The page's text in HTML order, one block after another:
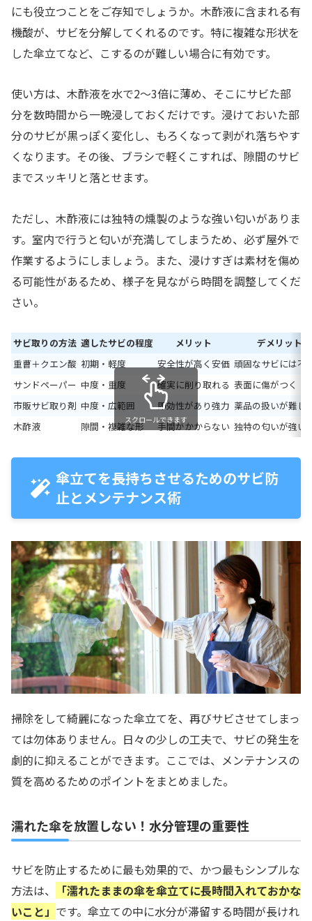
にも役立つことをご存知でしょうか。木酢液に含まれる有
機酸が、サビを分解してくれるのです。特に複雑な形状を
した傘立てなど、こするのが難しい場合に有効です。
使い方は、木酢液を水で2〜3倍に薄め、そこにサビた部
分を数時間から一晩浸しておくだけです。浸けておいた部
分のサビが黒っぽく変化し、もろくなって剥がれ落ちやす
くなります。その後、ブラシで軽くこすれば、隙間のサビ
までスッキリと落とせます。
ただし、木酢液には独特の燻製のような強い匂いがありま
す。室内で行うと匂いが充満してしまうため、必ず屋外で
作業するようにしましょう。また、浸けすぎは素材を傷め
る可能性があるため、様子を見ながら時間を調整してくだ
さい。
サビ取りの方法 適したサビの程度 メリット
デメリット
重曹＋クエン酸 初期・軽度 安全性が高く安価 頑固なサビには不
サンドペーパー 中度・重度 確実に削り取れる 表面に傷がつく
市販サビ取り剤 中度・広範囲 即効性があり強力 薬品の扱いが難し
木酢液
隙間・複雑な形 手間がかからない 独特の匂いが強い
スクロールできます
傘立てを長持ちさせるためのサビ防
止とメンテナンス術
掃除をして綺麗になった傘立てを、再びサビさせてしまっ
ては勿体ありません。日々の少しの工夫で、サビの発生を
劇的に抑えることができます。ここでは、メンテナンスの
質を高めるためのポイントをまとめました。
濡れた傘を放置しない！水分管理の重要性
サビを防止するために最も効果的で、かつ最もシンプルな
方法は、
「濡れたままの傘を傘立てに長時間入れておかな
いこと」 です。傘立ての中に水分が滞留する時間が長けれ